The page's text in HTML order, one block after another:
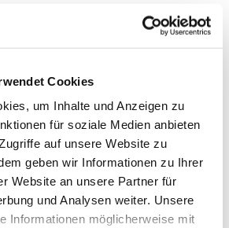
Cookies
um Inhalte und Anzeigen zu
für soziale Medien anbieten
auf unsere Website zu
geben wir Informationen zu Ihrer
Website an unsere Partner für
und Analysen weiter. Unsere
Informationen möglicherweise mit
hat daher ihre Kraft.
Liebe.
(1343-1413), englische